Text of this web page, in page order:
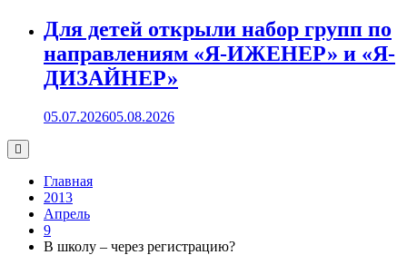
Для детей открыли набор групп по
направлениям «Я-ИЖЕНЕР» и «Я-
ДИЗАЙНЕР»
05.07.202605.08.2026
Главная
2013
Апрель
9
В школу – через регистрацию?